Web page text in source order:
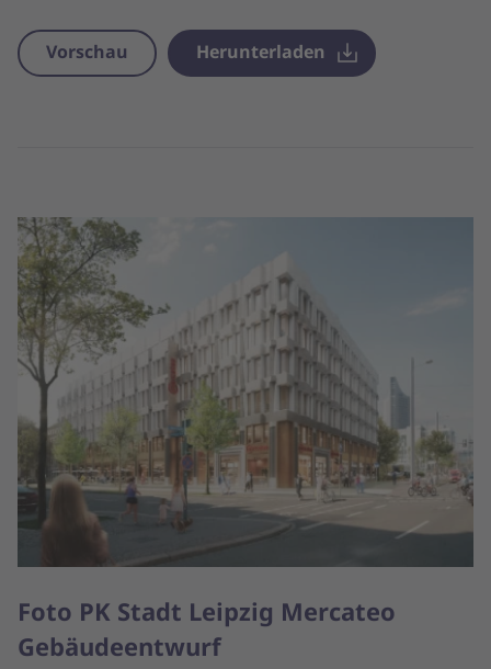
Vorschau Herunterladen
Foto PK Stadt Leipzig Mercateo
Gebäudeentwurf